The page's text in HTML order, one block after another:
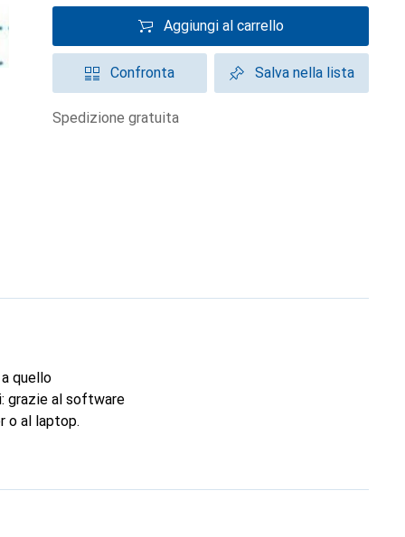
Aggiungi al carrello
Confronta Salva nella lista
spedizione gratuita
quello
grazie al software
o al laptop.